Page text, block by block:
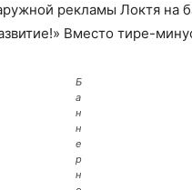
рекламы Локтя на
Вместо тире-
Б
а
н
н
е
р
н